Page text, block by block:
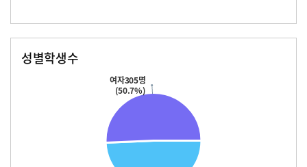
성별학생수
여자305명
(50.7%)